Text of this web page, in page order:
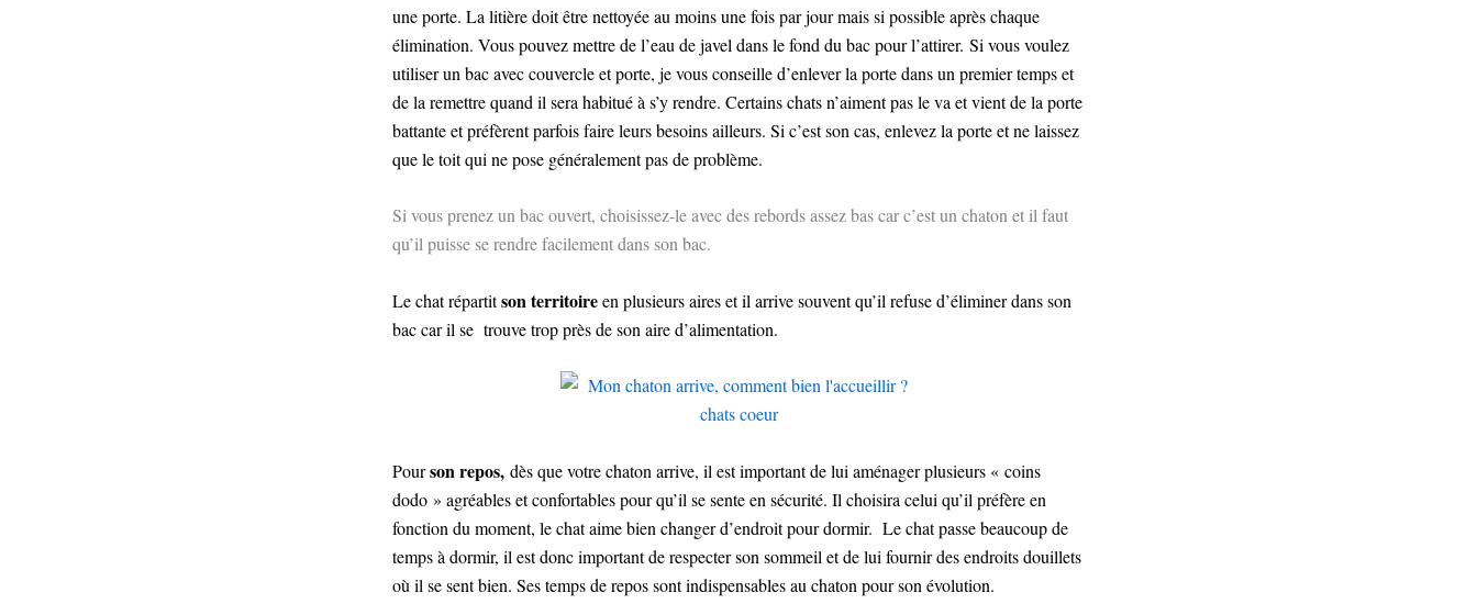
une porte. La litière doit être nettoyée au moins une fois par jour mais si possible après chaque
élimination. Vous pouvez mettre de l’eau de javel dans le fond du bac pour l’attirer. Si vous voulez
utiliser un bac avec couvercle et porte, je vous conseille d’enlever la porte dans un premier temps et
de la remettre quand il sera habitué à s’y rendre. Certains chats n’aiment pas le va et vient de la porte
battante et préfèrent parfois faire leurs besoins ailleurs. Si c’est son cas, enlevez la porte et ne laissez
que le toit qui ne pose généralement pas de problème.
Si vous prenez un bac ouvert, choisissez-le avec des rebords assez bas car c’est un chaton et il faut
qu’il puisse se rendre facilement dans son bac.
Le chat répartitson territoireen plusieurs aires et il arrive souvent qu’il refuse d’éliminer dans son
bac car il se trouve trop près de son aire d’alimentation.
Pourson repos, dès que votre chaton arrive, il est important de lui aménager plusieurs « coins
dodo » agréables et confortables pour qu’il se sente en sécurité. Il choisira celui qu’il préfère en
fonction du moment, le chat aime bien changer d’endroit pour dormir. Le chat passe beaucoup de
temps à dormir, il est donc important de respecter son sommeil et de lui fournir des endroits douillets
où il se sent bien. Ses temps de repos sont indispensables au chaton pour son évolution.